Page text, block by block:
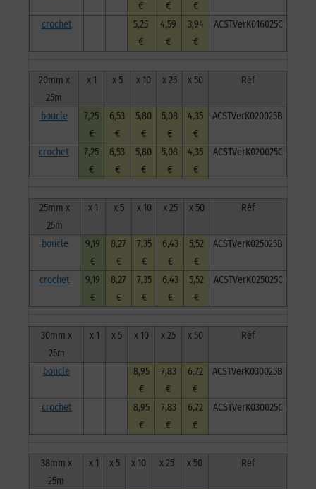
€
€
€
crochet
5,25
€
4,59
€
3,94
€
ACSTVerK016025C
20mm x
25m
x 1 x 5 x 10 x 25 x 50 Réf
boucle
7,25
€
6,53
€
5,80
€
5,08
€
4,35
€
ACSTVerK020025B
crochet
7,25
€
6,53
€
5,80
€
5,08
€
4,35
€
ACSTVerK020025C
25mm x
25m
x 1 x 5 x 10 x 25 x 50 Réf
boucle
9,19
€
8,27
€
7,35
€
6,43
€
5,52
€
ACSTVerK025025B
crochet
9,19
€
8,27
€
7,35
€
6,43
€
5,52
€
ACSTVerK025025C
30mm x
25m
x 1 x 5 x 10 x 25 x 50 Réf
boucle
8,95
€
7,83
€
6,72
€
ACSTVerK030025B
crochet
8,95
€
7,83
€
6,72
€
ACSTVerK030025C
38mm x
25m
x 1 x 5 x 10 x 25 x 50 Réf